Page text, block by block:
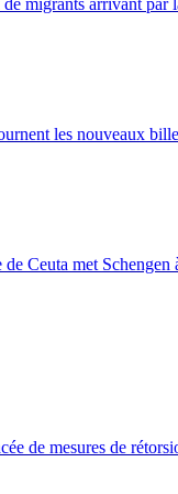
les nouveaux
Ceuta met Schengen
de mesures de